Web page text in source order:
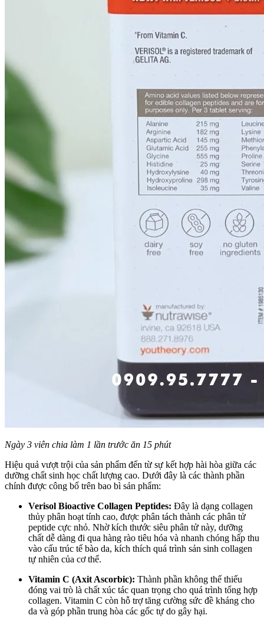
Ngày 3 viên chia làm 1 lần trước ăn 15 phút
Hiệu quả vượt trội của sản phẩm đến từ sự kết hợp hài hòa giữa các
dưỡng chất sinh học chất lượng cao. Dưới đây là các thành phần
chính được công bố trên bao bì sản phẩm:
Verisol Bioactive Collagen Peptides: Đây là dạng collagen
thủy phân hoạt tính cao, được phân tách thành các phân tử
peptide cực nhỏ. Nhờ kích thước siêu phân tử này, dưỡng
chất dễ dàng đi qua hàng rào tiêu hóa và nhanh chóng hấp thu
vào cấu trúc tế bào da, kích thích quá trình sản sinh collagen
tự nhiên của cơ thể.
Vitamin C (Axit Ascorbic): Thành phần không thể thiếu
đóng vai trò là chất xúc tác quan trọng cho quá trình tổng hợp
collagen. Vitamin C còn hỗ trợ tăng cường sức đề kháng cho
da và góp phần trung hòa các gốc tự do gây hại.